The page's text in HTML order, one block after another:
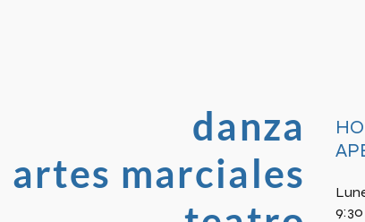
danza
artes marciales